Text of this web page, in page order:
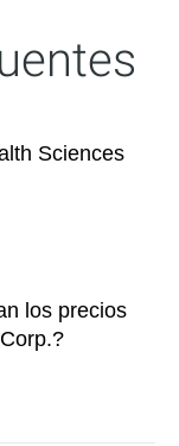
Sciences
los precios